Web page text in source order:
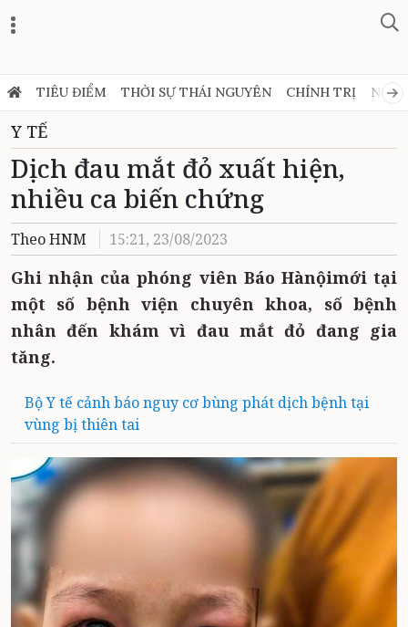
TIÊU ĐIỂM THỜI SỰ THÁI NGUYÊN CHÍNH TRỊ NGHỊ
Y TẾ
Dịch đau mắt đỏ xuất hiện,
nhiều ca biến chứng
Theo HNM 15:21, 23/08/2023
Ghi nhận của phóng viên Báo Hànộimới tại
một số bệnh viện chuyên khoa, số bệnh
nhân đến khám vì đau mắt đỏ đang gia
tăng.
Bộ Y tế cảnh báo nguy cơ bùng phát dịch bệnh tại
vùng bị thiên tai